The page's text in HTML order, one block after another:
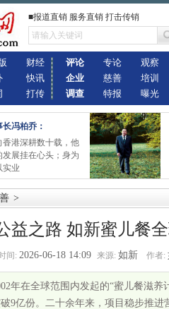
■报道直销 服务直销 打击传销
财经
快讯
打传
评论
企业
调查
专论
慈善
特报
观察
培训
曝光
冯柏乔：
港深耕数十载，他
发展挂在心头；身为
实业
>
益之路 如新蜜儿餐
间: 2026-06-18 14:09 来源: 如新 作者:
年在全球范围内发起的“蜜儿餐滋
9亿份。二十余年来，项目稳步推进